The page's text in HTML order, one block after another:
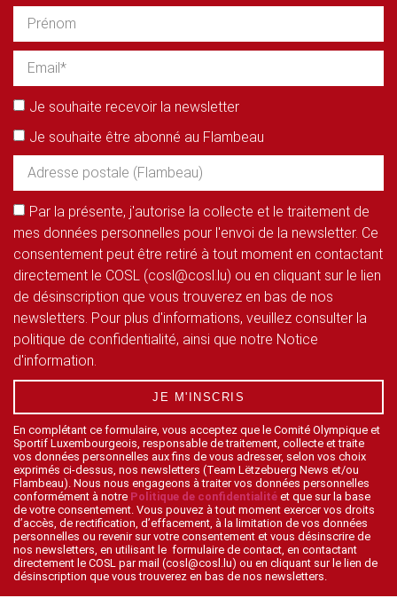
Je souhaite recevoir la newsletter
Je souhaite être abonné au Flambeau
Par la présente, j'autorise la collecte et le traitement de
mes données personnelles pour l'envoi de la newsletter. Ce
consentement peut être retiré à tout moment en contactant
directement le COSL (cosl@cosl.lu) ou en cliquant sur le lien
de désinscription que vous trouverez en bas de nos
newsletters. Pour plus d'informations, veuillez consulter la
politique de confidentialité, ainsi que notre Notice
d'information.
JE M'INSCRIS
En complétant ce formulaire, vous acceptez que le Comité Olympique et
Sportif Luxembourgeois, responsable de traitement, collecte et traite
vos données personnelles aux fins de vous adresser, selon vos choix
exprimés ci-dessus, nos newsletters (Team Lëtzebuerg News et/ou
Flambeau). Nous nous engageons à traiter vos données personnelles
conformément à notre Politique de confidentialité et que sur la base
de votre consentement. Vous pouvez à tout moment exercer vos droits
d’accès, de rectification, d’effacement, à la limitation de vos données
personnelles ou revenir sur votre consentement et vous désinscrire de
nos newsletters, en utilisant le formulaire de contact, en contactant
directement le COSL par mail (cosl@cosl.lu) ou en cliquant sur le lien de
désinscription que vous trouverez en bas de nos newsletters.